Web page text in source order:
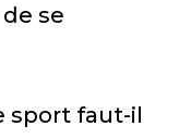
se
sport faut-il